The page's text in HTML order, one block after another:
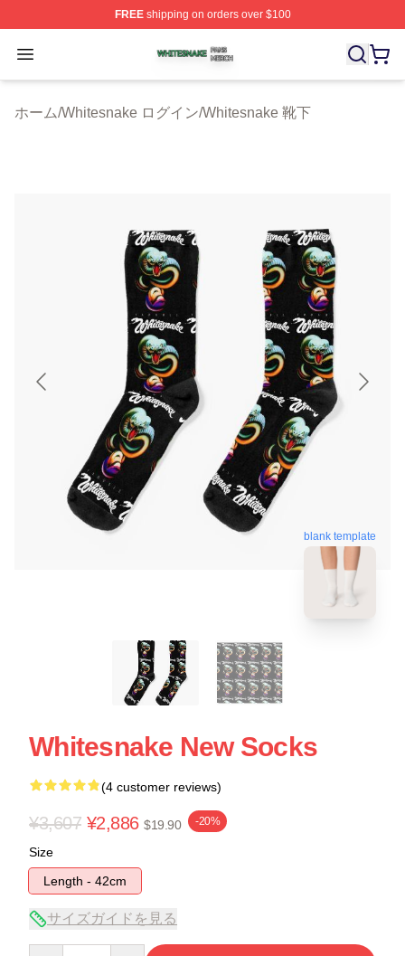
FREEshipping on orders over $100
Open menu
Whitesnake Shop ⚡️ Officially Licensed Whitesnake
ホーム/Whitesnake ログイン/Whitesnake 靴下
blank template
Whitesnake New Socks
(4 customer reviews)
¥3,607 ¥2,886 $19.90 -20%
Size
Length - 42cm
サイズガイドを見る